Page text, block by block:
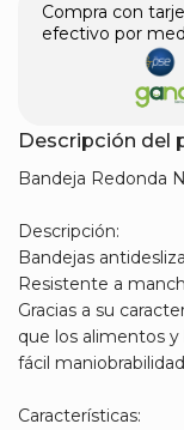
Compra con
efectivo por
Descripción del
Bandeja Redonda
Descripción:
Bandejas
Resistente a
Gracias a su
que los alimentos
fácil
Características: